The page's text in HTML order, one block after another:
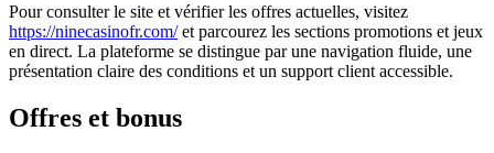
Pour consulter le site et vérifier les offres actuelles, visitez
https://ninecasinofr.com/et parcourez les sections promotions et jeux
en direct. La plateforme se distingue par une navigation fluide, une
présentation claire des conditions et un support client accessible.
Offres et bonus